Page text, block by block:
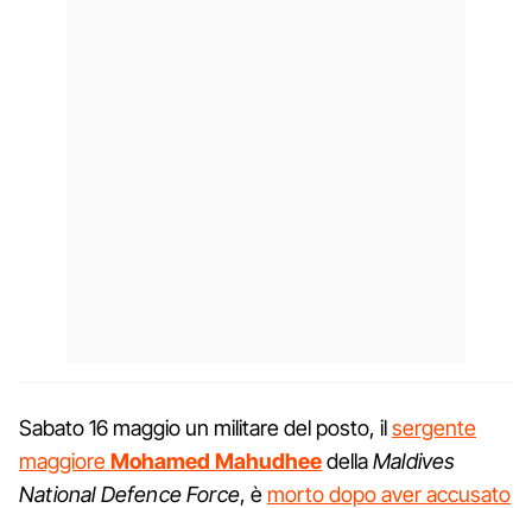
Sabato 16 maggio un militare del posto, ilsergente
maggioreMohamed MahudheedellaMaldives
National Defence Force, è morto dopo aver accusato